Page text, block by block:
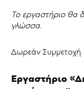
Το εργαστήριο θα
γλώσσα.
Δωρεάν Συμμετοχή
Εργαστήριο
Παραστάσεων
Αρχείο
Δράσεων
Podcast